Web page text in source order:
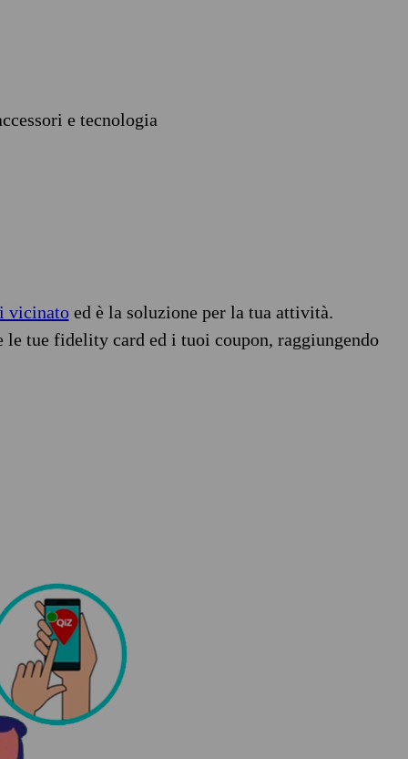
e tecnologia
vicinatoed è la soluzione per la tua attività.
tue fidelity card ed i tuoi coupon, raggiungendo